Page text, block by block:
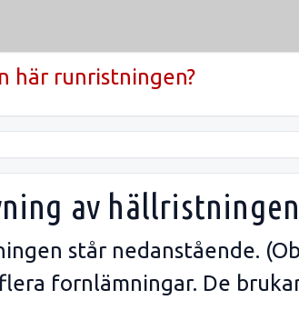
här runristningen?
av hällristningen
står nedanstående.
fornlämningar. De